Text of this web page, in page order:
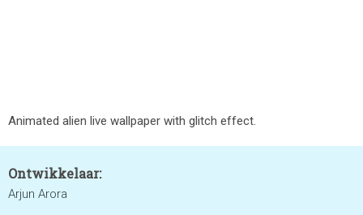
Animated alien live wallpaper with glitch effect.
Ontwikkelaar:
Arjun Arora